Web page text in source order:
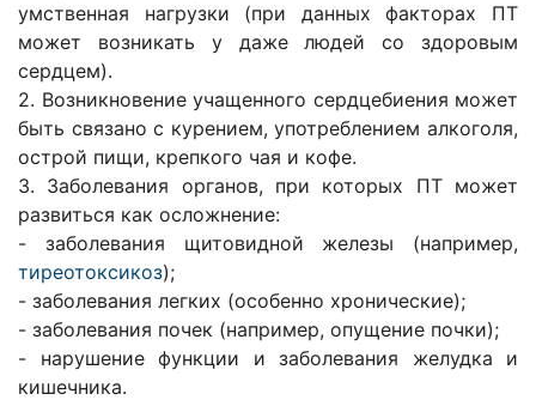
умственная нагрузки (при данных факторах ПТ
может возникать у даже людей со здоровым
сердцем).
2. Возникновение учащенного сердцебиения может
быть связано с курением, употреблением алкоголя,
острой пищи, крепкого чая и кофе.
3. Заболевания органов, при которых ПТ может
развиться как осложнение:
- заболевания щитовидной железы (например,
тиреотоксикоз);
- заболевания легких (особенно хронические);
- заболевания почек (например, опущение почки);
- нарушение функции и заболевания желудка и
кишечника.